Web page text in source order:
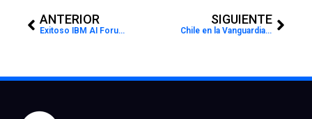
ANTERIOR
Exitoso IBM AI Forum Chile 2025
SIGUIENTE
Chile en la Vanguardia de la IA Educativa: Del LatAmGPT al Aula del Futuro